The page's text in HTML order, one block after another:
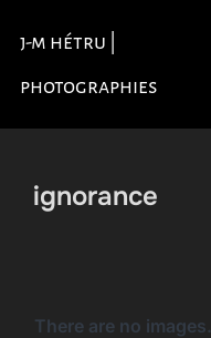
contenu
j-m hétru |
photographies
ignorance
There are no images.